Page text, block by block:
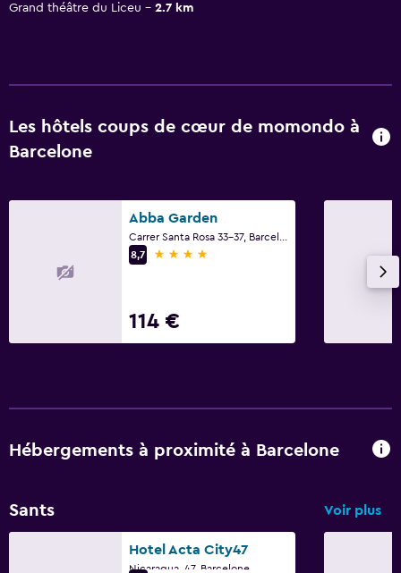
Grand théâtre du Liceu
2.7 km
Les hôtels coups de cœur de momondo à
Barcelone
Abba Garden
8,7
4 étoiles
114 €
Hébergements à proximité à Barcelone
Sants Voir plus
Hotel Acta City47
Nicaragua, 47, Barcelone